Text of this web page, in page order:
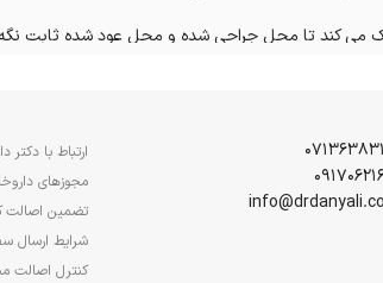
می کند تا محل جراحی شده و محل عود شده ثابت نگه
ارتباط با دکتر
مجوزهای
تضمین اصالت
شرایط ارسال
کنترل اصالت